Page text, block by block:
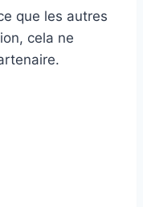
que les autres
cela ne